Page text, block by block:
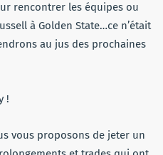
rencontrer les équipes ou
à Golden State…ce n’était
au jus des prochaines
!
vous proposons de jeter un